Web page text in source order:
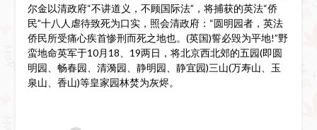
尔金以清政府“不讲道义，不顾国际法”，将捕获的英法“侨
民”十八人虐待致死为口实，照会清政府：“圆明园者，英法
侨民所受痛心疾首惨刑而死之地也。(英国)誓必毁为平地!”野
蛮地命英军于10月18、19两日，将北京西北郊的五园(即圆
明园、畅春园、清漪园、静明园、静宜园)三山(万寿山、玉
泉山、香山)等皇家园林焚为灰烬。